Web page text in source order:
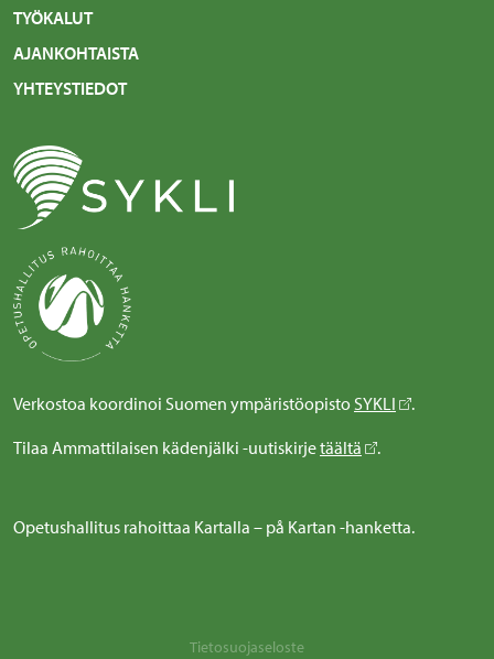
TYÖKALUT
AJANKOHTAISTA
YHTEYSTIEDOT
Verkostoa koordinoi Suomen ympäristöopisto SYKLI
.
Tilaa Ammattilaisen kädenjälki -uutiskirjetäältä .
Opetushallitus rahoittaa Kartalla – på Kartan -hanketta.
Tietosuojaseloste